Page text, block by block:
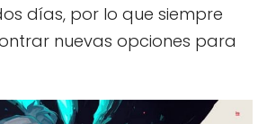
días, por lo que siempre
nuevas opciones para